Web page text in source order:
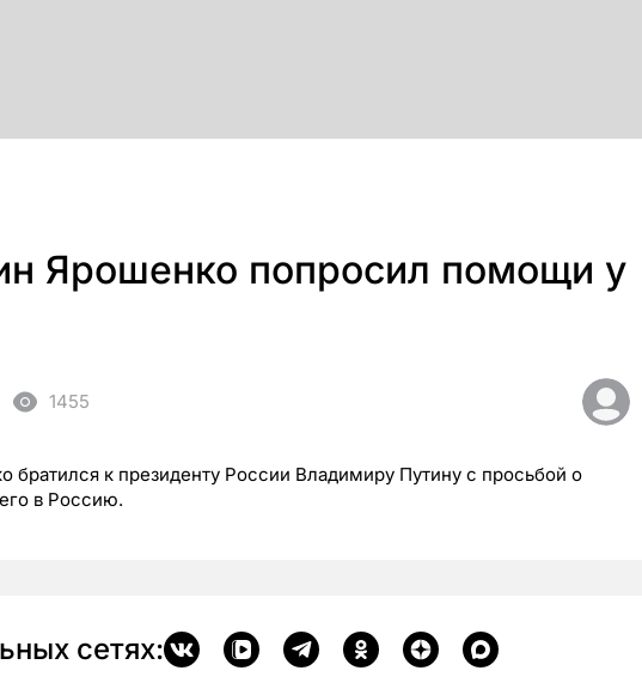
Ярошенко попросил помощи у
1455
братился к президенту России Владимиру Путину с просьбой о
в Россию.
сетях: